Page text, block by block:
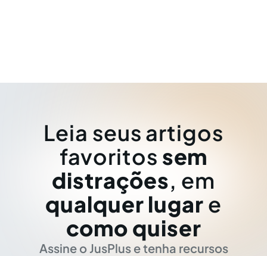
Leia seus artigos
favoritos sem
distrações, em
qualquer lugar e
como quiser
Assine o JusPlus e tenha recursos